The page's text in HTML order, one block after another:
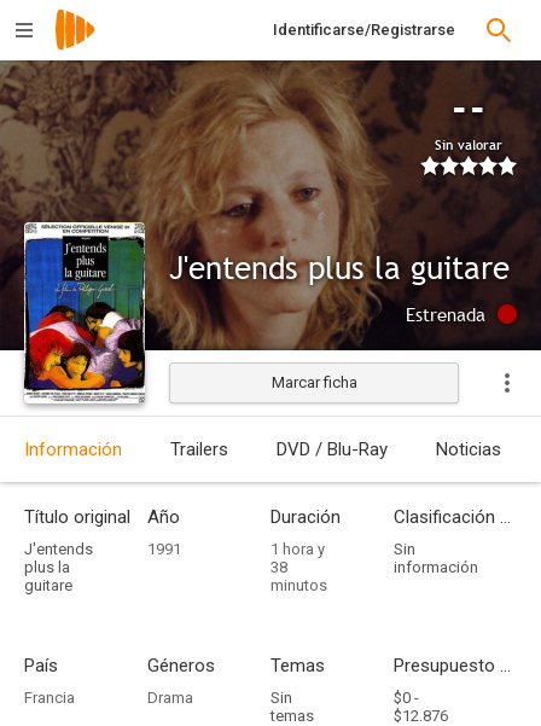
Identificarse/Registrarse
--
Sin valorar
J'entends plus la guitare
Estrenada
Marcar ficha
Información Trailers DVD / Blu-Ray Noticias
Título original
J'entends
plus la
guitare
Año
1991
Duración
1 hora y
38
minutos
Clasificación por edades
Sin
información
País
Francia
Géneros
Drama
Temas
Sin
temas
Presupuesto - Ingresos
$0 -
$12.876